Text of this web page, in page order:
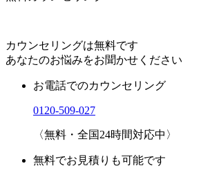
カウンセリングは無料です
あなたのお悩みをお聞かせください
お電話でのカウンセリング
0120-509-027
〈無料・全国24時間対応中〉
無料でお見積りも可能です